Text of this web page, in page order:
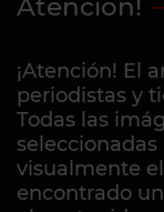
Atención!
¡Atención! El
periodistas y
Todas las
visualmente
encontrado